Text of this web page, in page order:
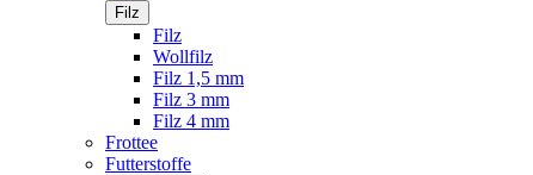
Filz
Filz
Wollfilz
Filz 1,5 mm
Filz 3 mm
Filz 4 mm
Frottee
Futterstoffe